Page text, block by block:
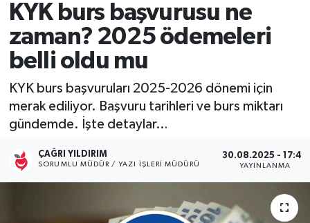
KYK burs başvurusu ne
zaman? 2025 ödemeleri
belli oldu mu
KYK burs başvuruları 2025-2026 dönemi için
merak ediliyor. Başvuru tarihleri ve burs miktarı
gündemde. İşte detaylar…
ÇAĞRI YILDIRIM
SORUMLU MÜDÜR / YAZI İŞLERI MÜDÜRÜ
30.08.2025 - 17:42
YAYINLANMA
Genel
Güncel
Güvenlik
Tüm Manşetler
Son Dakika Haberleri
Haber Arşivi